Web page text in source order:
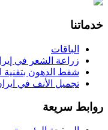
خدماتنا
الباقات
زراعة الشعر في
شفط الدهون بتقنية
تجمیل الأنف في
روابط سريعة